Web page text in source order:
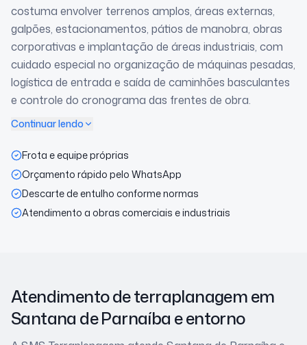
costuma envolver terrenos amplos, áreas externas,
galpões, estacionamentos, pátios de manobra, obras
corporativas e implantação de áreas industriais, com
cuidado especial no organização de máquinas pesadas,
logística de entrada e saída de caminhões basculantes
e controle do cronograma das frentes de obra.
Continuar lendo
Frota e equipe próprias
Orçamento rápido pelo WhatsApp
Descarte de entulho conforme normas
Atendimento a obras comerciais e industriais
Atendimento de terraplanagemem
Santana de Parnaíba e entorno